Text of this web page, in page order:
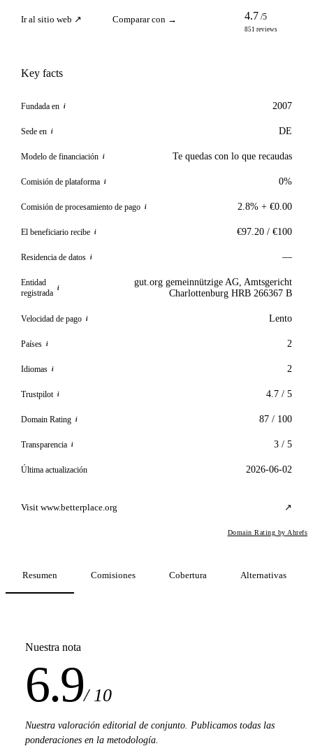
Ir al sitio web ↗ Comparar con → 4.7 /5
851 reviews
Key facts
Fundada en i 2007
Sede en i DE
Modelo de financiación i Te quedas con lo que recaudas
Comisión de plataforma i 0%
Comisión de procesamiento de pago i 2.8% + €0.00
El beneficiario recibe i €97.20 / €100
Residencia de datos i —
Entidad
registrada i
gut.org gemeinnützige AG, Amtsgericht
Charlottenburg HRB 266367 B
Velocidad de pago i Lento
Países i 2
Idiomas i 2
Trustpilot i 4.7 / 5
Domain Rating i 87 / 100
Transparencia i 3 / 5
Última actualización 2026-06-02
Visit www.betterplace.org ↗
Domain Rating by Ahrefs
Resumen Comisiones Cobertura Alternativas
Nuestra nota
6.9/ 10
Nuestra valoración editorial de conjunto. Publicamos todas las
ponderaciones en la metodología.